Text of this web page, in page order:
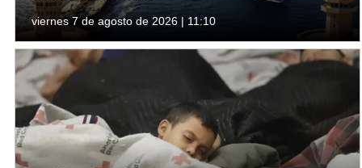
viernes 7 de agosto de 2026 | 11:10